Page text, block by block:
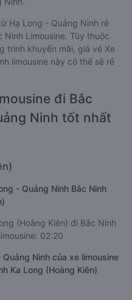
limousine được đánh giá
điểm đánh giá trung bình
hành khách Xe limousine
Ninh.
Hạ Long - Quảng Ninh rẻ
Limousine. Tùy thuộc
khuyến mãi, giá vé Xe
limousine này có thể sẽ rẻ
đi Bắc
Ninh tốt nhất
- Quảng Ninh Bắc Ninh
(Hoàng Kiên) đi Bắc Ninh